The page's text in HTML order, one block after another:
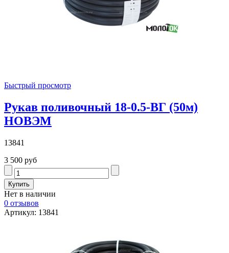
Быстрый просмотр
Рукав поливочный 18-0.5-ВГ (50м)
НОВЭМ
13841
3 500 руб
Нет в наличии
0 отзывов
Артикул: 13841